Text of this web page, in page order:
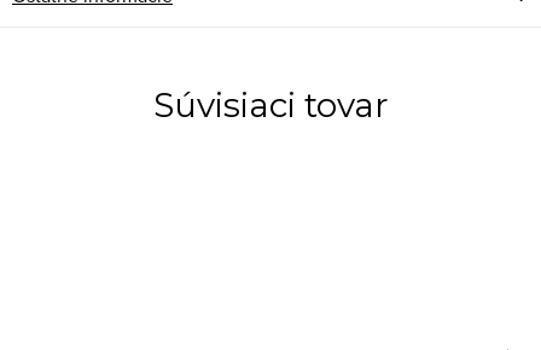
Súvisiaci tovar